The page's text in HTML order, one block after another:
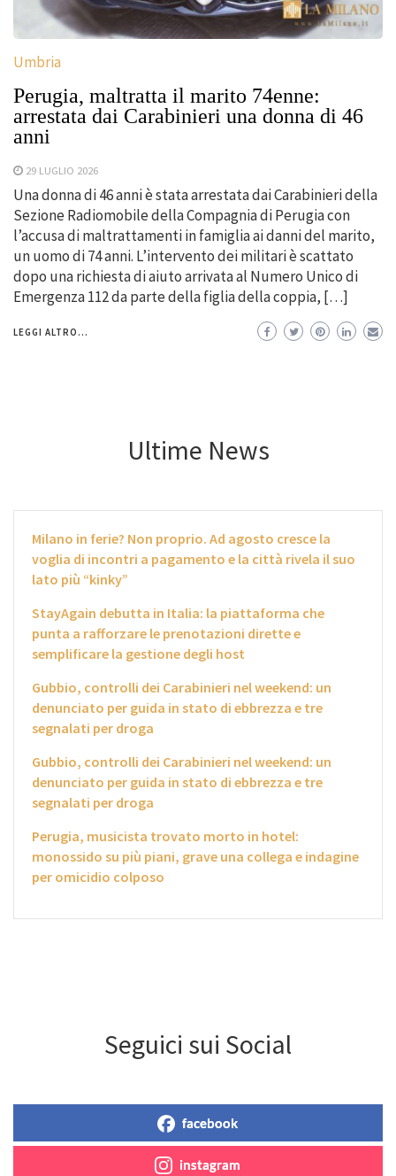
Umbria
Perugia, maltratta il marito 74enne:
arrestata dai Carabinieri una donna di 46
anni
29 LUGLIO 2026
Una donna di 46 anni è stata arrestata dai Carabinieri della
Sezione Radiomobile della Compagnia di Perugia con
l’accusa di maltrattamenti in famiglia ai danni del marito,
un uomo di 74 anni. L’intervento dei militari è scattato
dopo una richiesta di aiuto arrivata al Numero Unico di
Emergenza 112 da parte della figlia della coppia, […]
LEGGI ALTRO...
Ultime News
Milano in ferie? Non proprio. Ad agosto cresce la
voglia di incontri a pagamento e la città rivela il suo
lato più “kinky”
StayAgain debutta in Italia: la piattaforma che
punta a rafforzare le prenotazioni dirette e
semplificare la gestione degli host
Gubbio, controlli dei Carabinieri nel weekend: un
denunciato per guida in stato di ebbrezza e tre
segnalati per droga
Gubbio, controlli dei Carabinieri nel weekend: un
denunciato per guida in stato di ebbrezza e tre
segnalati per droga
Perugia, musicista trovato morto in hotel:
monossido su più piani, grave una collega e indagine
per omicidio colposo
Seguici sui Social
facebook
instagram